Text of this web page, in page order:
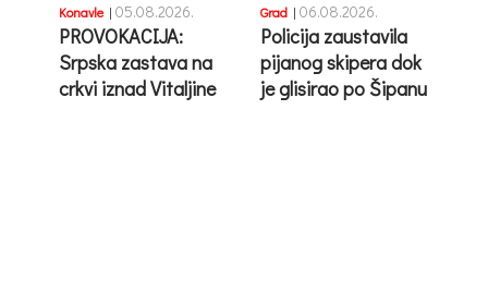
Konavle | 05.08.2026.
PROVOKACIJA:
Srpska zastava na
crkvi iznad Vitaljine
Grad | 06.08.2026.
Policija zaustavila
pijanog skipera dok
je glisirao po Šipanu